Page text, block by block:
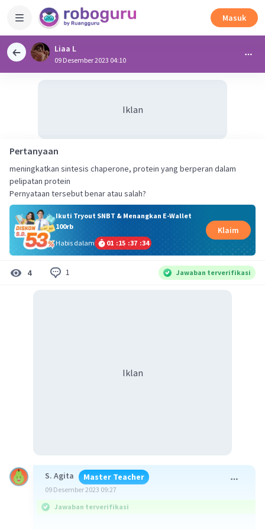
Masuk
Liaa L
09 Desember 2023 04:10
Iklan
Pertanyaan
meningkatkan sintesis chaperone, protein yang berperan dalam
pelipatan protein
Pernyataan tersebut benar atau salah?
Ikuti Tryout SNBT & Menangkan E-Wallet
100rb
Habis dalam
01 :15 :37 :34
Klaim
4 1 Jawaban terverifikasi
Iklan
S. Agita Master Teacher
09 Desember 2023 09:27
Jawaban terverifikasi